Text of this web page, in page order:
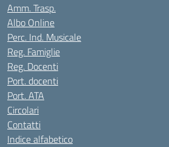
Amm. Trasp.
Albo Online
Perc. Ind. Musicale
Reg. Famiglie
Reg. Docenti
Port. docenti
Port. ATA
Circolari
Contatti
Indice alfabetico